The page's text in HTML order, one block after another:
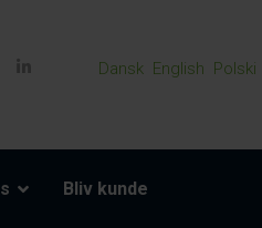
Dansk English Polski
Bliv kunde